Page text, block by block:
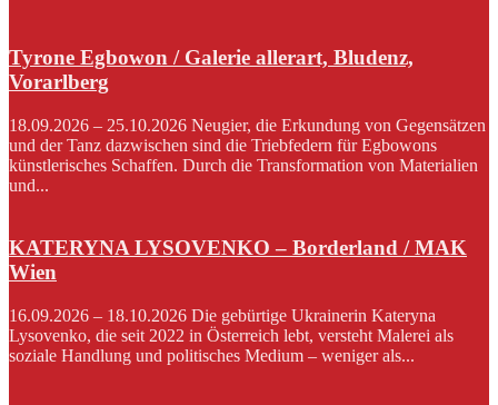
Tyrone Egbowon / Galerie allerart, Bludenz,
Vorarlberg
18.09.2026 – 25.10.2026 Neugier, die Erkundung von Gegensätzen
und der Tanz dazwischen sind die Triebfedern für Egbowons
künstlerisches Schaffen. Durch die Transformation von Materialien
und...
KATERYNA LYSOVENKO – Borderland / MAK
Wien
16.09.2026 – 18.10.2026 Die gebürtige Ukrainerin Kateryna
Lysovenko, die seit 2022 in Österreich lebt, versteht Malerei als
soziale Handlung und politisches Medium – weniger als...